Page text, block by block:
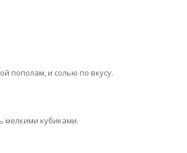
пополам, и солью по вкусу.
мелкими кубиками.